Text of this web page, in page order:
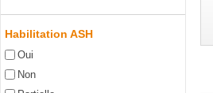
Habilitation ASH
Oui
Non